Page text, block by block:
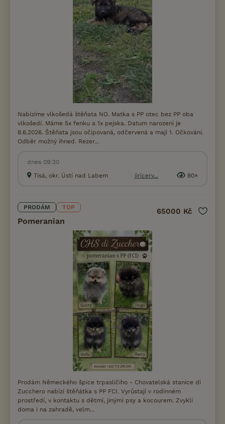
Nabízíme vlkošedá štěňata NO. Matka s PP otec bez PP oba
vlkošedí. Máme 5x fenku a 1x pejska. Datum narození je
8.6.2026. Štěňata jsou očipovaná, odčervená a mají 1. Očkování.
Odběr možný ihned. Rezer...
dnes 09:30
Tisá, okr. Ústí nad Labem
jiricerv... 80×
PRODÁM TOP
Pomeranian
65000 Kč
Prodám Německého špice trpasličího - Chovatelská stanice di
Zucchero nabízí štěňátka s PP FCI. Vyrůstají v rodinném
prostředí, v kontaktu s dětmi, jinými psy a kocourem. Zvyklí
doma i na zahradě, velm...